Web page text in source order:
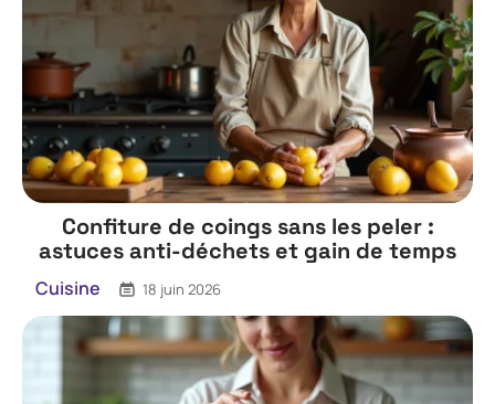
Confiture de coings sans les peler :
astuces anti-déchets et gain de temps
Cuisine 18 juin 2026